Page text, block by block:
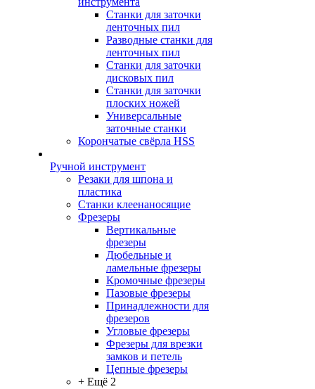
Станки для заточки
ленточных пил
Разводные станки для
ленточных пил
Станки для заточки
дисковых пил
Станки для заточки
плоских ножей
Универсальные
заточные станки
Корончатые свёрла HSS
Ручной инструмент
Резаки для шпона и
пластика
Станки клеенаносящие
Фрезеры
Вертикальные
фрезеры
Дюбельные и
ламельные фрезеры
Кромочные фрезеры
Пазовые фрезеры
Принадлежности для
фрезеров
Угловые фрезеры
Фрезеры для врезки
замков и петель
Цепные фрезеры
+ Ещё 2